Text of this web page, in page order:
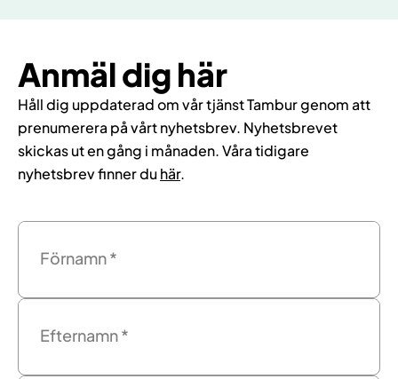
Om oss
Logga in i Tambur
Anmäl dig här
Håll dig uppdaterad om vår tjänst Tambur genom att
prenumerera på vårt nyhetsbrev. Nyhetsbrevet
skickas ut en gång i månaden. Våra tidigare
nyhetsbrev finner duhär.
Förnamn*
Efternamn*